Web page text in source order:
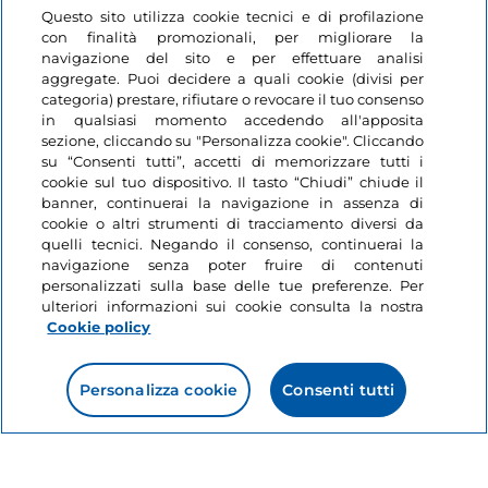
Informazioni sul sito
Link Utili
Login
Restiamo in contatto
Questo sito utilizza cookie tecnici e di profilazione
con finalità promozionali, per migliorare la
navigazione del sito e per effettuare analisi
aggregate. Puoi decidere a quali cookie (divisi per
categoria) prestare, rifiutare o revocare il tuo consenso
in qualsiasi momento accedendo all'apposita
sezione, cliccando su "Personalizza cookie". Cliccando
su “Consenti tutti”, accetti di memorizzare tutti i
cookie sul tuo dispositivo. Il tasto “Chiudi” chiude il
banner, continuerai la navigazione in assenza di
cookie o altri strumenti di tracciamento diversi da
quelli tecnici. Negando il consenso, continuerai la
navigazione senza poter fruire di contenuti
personalizzati sulla base delle tue preferenze. Per
ulteriori informazioni sui cookie consulta la nostra
Cookie policy
Personalizza cookie Consenti tutti